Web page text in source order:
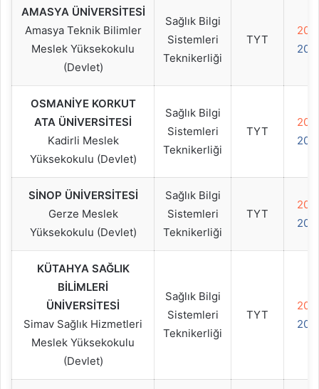
AMASYA ÜNİVERSİTESİ
Amasya Teknik Bilimler
Meslek Yüksekokulu
(Devlet)
Sağlık Bilgi
Sistemleri
Teknikerliği
TYT
OSMANİYE KORKUT
ATA ÜNİVERSİTESİ
Kadirli Meslek
Yüksekokulu (Devlet)
Sağlık Bilgi
Sistemleri
Teknikerliği
TYT
SİNOP ÜNİVERSİTESİ
Gerze Meslek
Yüksekokulu (Devlet)
Sağlık Bilgi
Sistemleri
Teknikerliği
TYT
KÜTAHYA SAĞLIK
BİLİMLERİ
ÜNİVERSİTESİ
Simav Sağlık Hizmetleri
Meslek Yüksekokulu
(Devlet)
Sağlık Bilgi
Sistemleri
Teknikerliği
TYT